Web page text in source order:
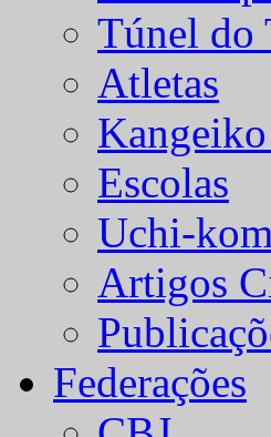
Túnel do
Atletas
Escolas
Uchi-
Artigos
Federações